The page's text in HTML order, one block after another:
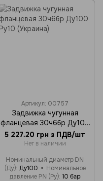
Артикул: 00757
Задвижка чугунная
фланцевая 30ч6бр Ду100
Ру10 (Украина)
5 227.20 грн з ПДВ/шт
Нет в наличии
Номинальный диаметр DN
(Ду) Ду100
Номинальное
давление PN (Ру) 10 бар